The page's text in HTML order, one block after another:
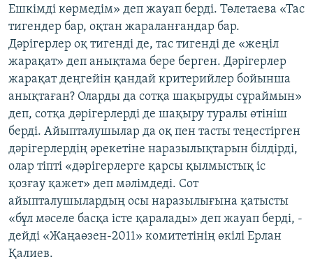
Ешкімді көрмедім» деп жауап берді. Төлетаева «Тас
тигендер бар, оқтан жараланғандар бар.
Дәрігерлер оқ тигенді де, тас тигенді де «жеңіл
жарақат» деп анықтама бере берген. Дәрігерлер
жарақат деңгейін қандай критерийлер бойынша
анықтаған? Оларды да сотқа шақыруды сұраймын»
деп, сотқа дәрігерлерді де шақыру туралы өтініш
берді. Айыпталушылар да оқ пен тасты теңестірген
дәрігерлердің әрекетіне наразылықтарын білдірді,
олар тіпті «дәрігерлерге қарсы қылмыстық іс
қозғау қажет» деп мәлімдеді. Сот
айыпталушылардың осы наразылығына қатысты
«бұл мәселе басқа істе қаралады» деп жауап берді, -
дейді «Жаңаөзен-2011» комитетінің өкілі Ерлан
Қалиев.